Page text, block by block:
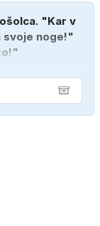
"Kar v
svoje noge!"